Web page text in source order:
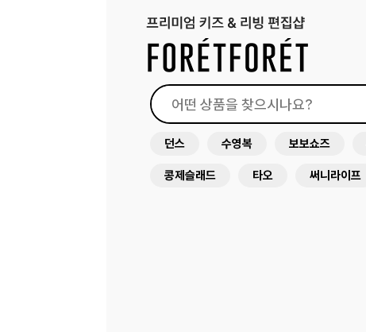
던스 수영복 보보쇼즈
콩제슬래드 타오 써니라이프